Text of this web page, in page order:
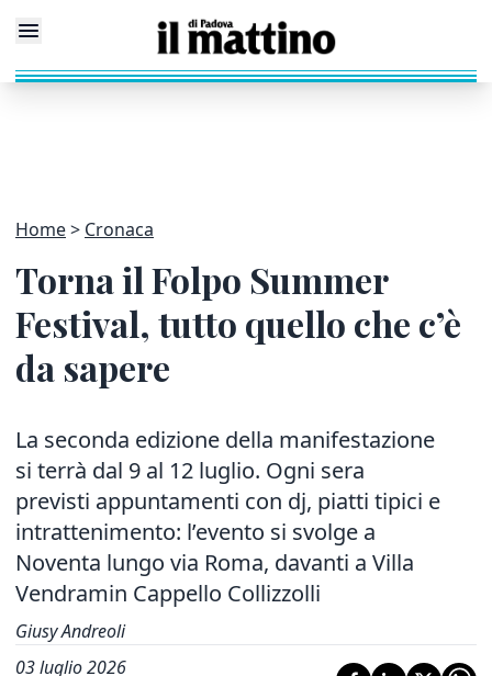
Home Cronaca
Torna il Folpo Summer
Festival, tutto quello che c’è
da sapere
La seconda edizione della manifestazione
si terrà dal 9 al 12 luglio. Ogni sera
previsti appuntamenti con dj, piatti tipici e
intrattenimento: l’evento si svolge a
Noventa lungo via Roma, davanti a Villa
Vendramin Cappello Collizzolli
Giusy Andreoli
03 luglio 2026